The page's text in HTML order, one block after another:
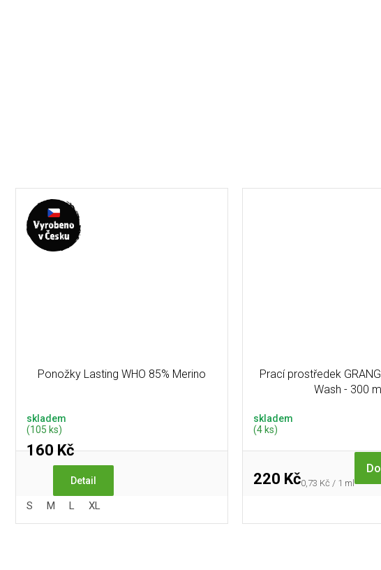
Ponožky Lasting WHO 85% Merino
skladem
(105 ks)
160 Kč
Detail
S M L XL
Prací prostředek
Wash - 300 ml
skladem
(4 ks)
220 KčMěrná
0,73 Kč / 1 ml